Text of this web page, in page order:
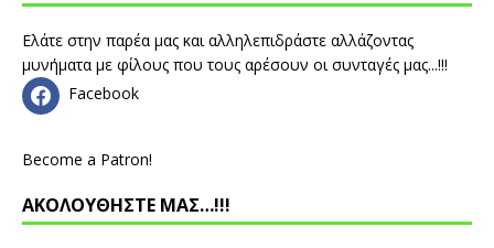
Ελάτε στην παρέα μας και αλληλεπιδράστε αλλάζοντας
μυνήματα με φίλους που τους αρέσουν οι συνταγές μας...!!!
Facebook
Become a Patron!
ΑΚΟΛΟΥΘΗΣΤΕ ΜΑΣ…!!!